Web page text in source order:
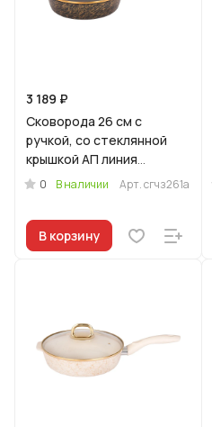
3 189 ₽
Сковорода 26 см с
ручкой, со стеклянной
крышкой АП линия
"Грация" (черный/золото)
0 В наличии Арт.сгчз261а
В корзину